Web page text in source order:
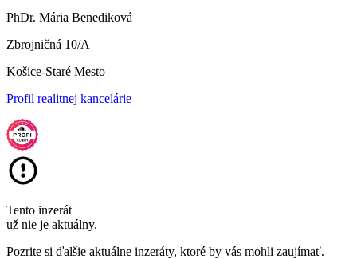
PhDr. Mária Benediková
Zbrojničná 10/A
Košice-Staré Mesto
Profil realitnej kancelárie
Tento inzerát
už nie je aktuálny.
Pozrite si ďalšie aktuálne inzeráty, ktoré by vás mohli zaujímať.